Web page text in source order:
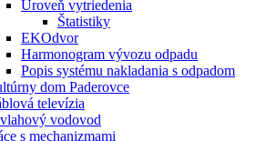
Úroveň vytriedenia
Štatistiky
EKOdvor
Harmonogram vývozu odpadu
Popis systému nakladania s odpadom
dom Paderovce
televízia
vodovod
s mechanizmami